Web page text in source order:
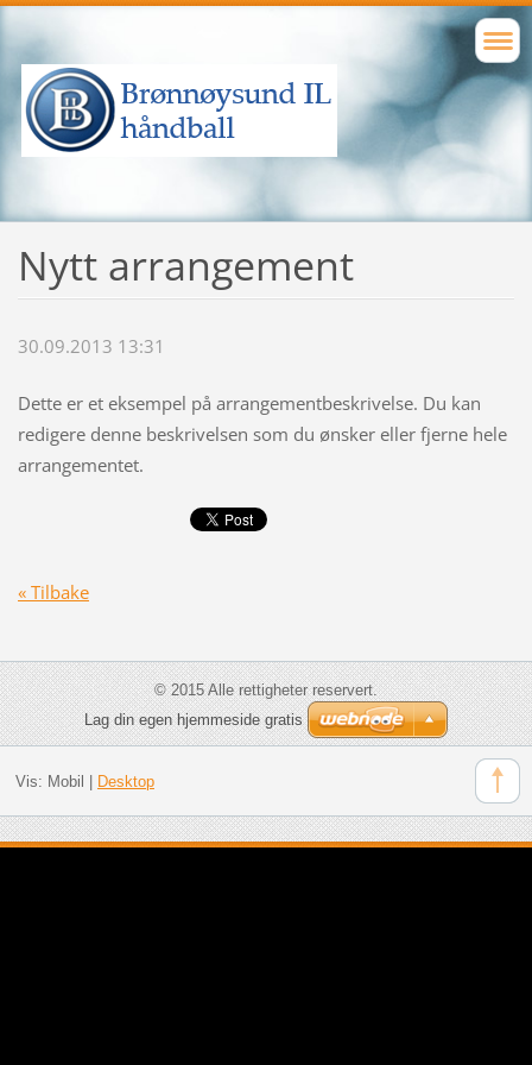
Nytt arrangement
30.09.2013 13:31
Dette er et eksempel på arrangementbeskrivelse. Du kan
redigere denne beskrivelsen som du ønsker eller fjerne hele
arrangementet.
« Tilbake
© 2015 Alle rettigheter reservert.
Lag din egen hjemmeside gratis
Vis: Mobil Desktop